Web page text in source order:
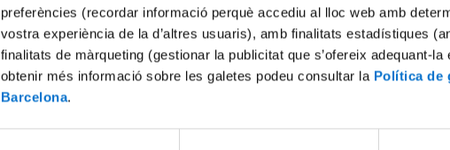
preferències (recordar informació perquè accediu al lloc web amb
vostra experiència de la d’altres usuaris), amb finalitats estadístiques
finalitats de màrqueting (gestionar la publicitat que s’ofereix adequant-
obtenir més informació sobre les galetes podeu consultar la Política de
Barcelona.